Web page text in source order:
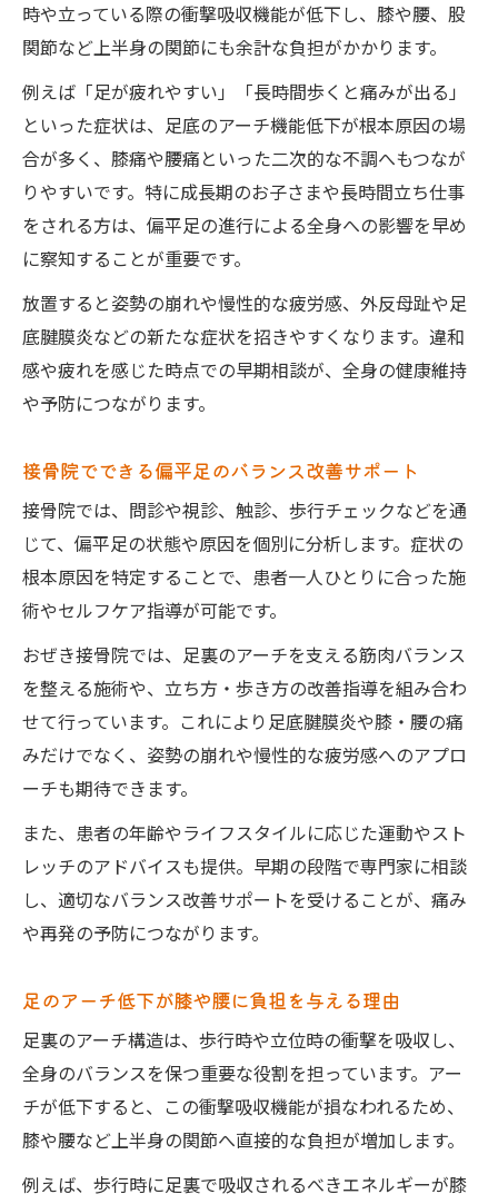
時や立っている際の衝撃吸収機能が低下し、膝や腰、股
関節など上半身の関節にも余計な負担がかかります。
例えば「足が疲れやすい」「長時間歩くと痛みが出る」
といった症状は、足底のアーチ機能低下が根本原因の場
合が多く、膝痛や腰痛といった二次的な不調へもつなが
りやすいです。特に成長期のお子さまや長時間立ち仕事
をされる方は、偏平足の進行による全身への影響を早め
に察知することが重要です。
放置すると姿勢の崩れや慢性的な疲労感、外反母趾や足
底腱膜炎などの新たな症状を招きやすくなります。違和
感や疲れを感じた時点での早期相談が、全身の健康維持
や予防につながります。
接骨院でできる偏平足のバランス改善サポート
接骨院では、問診や視診、触診、歩行チェックなどを通
じて、偏平足の状態や原因を個別に分析します。症状の
根本原因を特定することで、患者一人ひとりに合った施
術やセルフケア指導が可能です。
おぜき接骨院では、足裏のアーチを支える筋肉バランス
を整える施術や、立ち方・歩き方の改善指導を組み合わ
せて行っています。これにより足底腱膜炎や膝・腰の痛
みだけでなく、姿勢の崩れや慢性的な疲労感へのアプロ
ーチも期待できます。
また、患者の年齢やライフスタイルに応じた運動やスト
レッチのアドバイスも提供。早期の段階で専門家に相談
し、適切なバランス改善サポートを受けることが、痛み
や再発の予防につながります。
足のアーチ低下が膝や腰に負担を与える理由
足裏のアーチ構造は、歩行時や立位時の衝撃を吸収し、
全身のバランスを保つ重要な役割を担っています。アー
チが低下すると、この衝撃吸収機能が損なわれるため、
膝や腰など上半身の関節へ直接的な負担が増加します。
例えば、歩行時に足裏で吸収されるべきエネルギーが膝